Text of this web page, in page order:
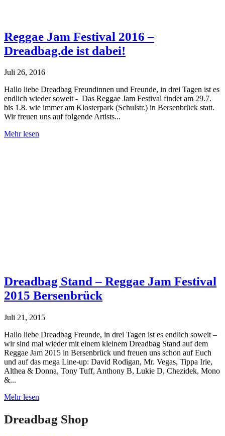
Reggae Jam Festival 2016 –
Dreadbag.de ist dabei!
Juli 26, 2016
Hallo liebe Dreadbag Freundinnen und Freunde, in drei Tagen ist es
endlich wieder soweit - Das Reggae Jam Festival findet am 29.7.
bis 1.8. wie immer am Klosterpark (Schulstr.) in Bersenbrück statt.
Wir freuen uns auf folgende Artists...
Mehr lesen
Dreadbag Stand – Reggae Jam Festival
2015 Bersenbrück
Juli 21, 2015
Hallo liebe Dreadbag Freunde, in drei Tagen ist es endlich soweit –
wir sind mal wieder mit einem kleinem Dreadbag Stand auf dem
Reggae Jam 2015 in Bersenbrück und freuen uns schon auf Euch
und auf das mega Line-up: David Rodigan, Mr. Vegas, Tippa Irie,
Althea & Donna, Tony Tuff, Anthony B, Lukie D, Chezidek, Mono
&...
Mehr lesen
–
Reggae
Dreadbag Shop